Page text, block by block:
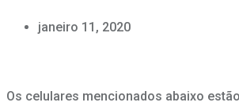
janeiro 11, 2020
Os celulares mencionados abaixo